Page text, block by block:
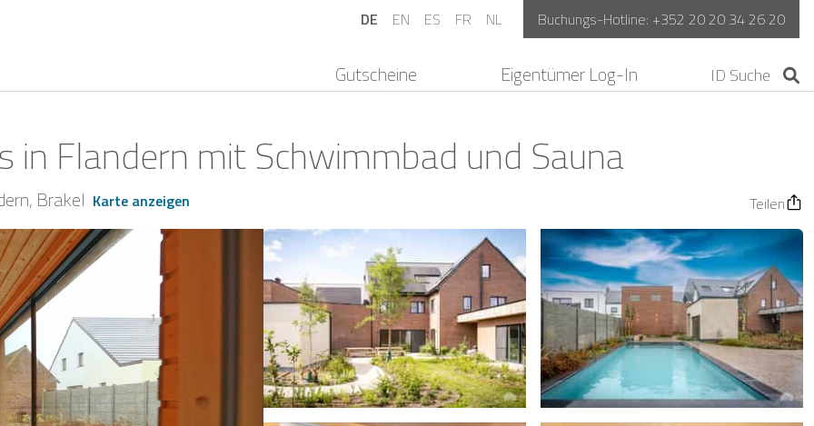
DE EN ES FR NL Buchungs-Hotline: +352 20 20 34 26 20
Gutscheine Eigentümer Log-In
in Flandern mit Schwimmbad und Sauna
Brakel Karte anzeigen Teilen